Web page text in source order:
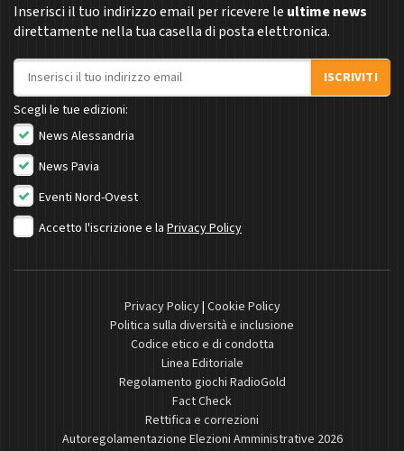
Inserisci il tuo indirizzo email per ricevere le ultime news
direttamente nella tua casella di posta elettronica.
Indirizzo email
ISCRIVITI
Scegli le tue edizioni:
News Alessandria
News Pavia
Eventi Nord-Ovest
Accetto l'iscrizione e la Privacy Policy
Privacy Policy| Cookie Policy
Politica sulla diversità e inclusione
Codice etico e di condotta
Linea Editoriale
Regolamento giochi RadioGold
Fact Check
Rettifica e correzioni
Autoregolamentazione Elezioni Amministrative 2026